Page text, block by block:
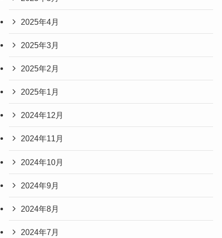
2025年4月
2025年3月
2025年2月
2025年1月
2024年12月
2024年11月
2024年10月
2024年9月
2024年8月
2024年7月